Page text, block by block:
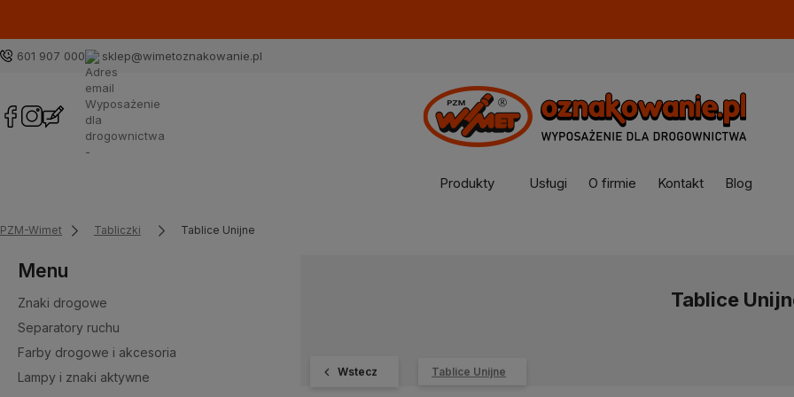
601 907 000 sklep@wimetoznakowanie.pl
Produkty Usługi O firmie Kontakt Blog
PZM-Wimet Tabliczki Tablice Unijne
Menu
Znaki drogowe
Separatory ruchu
Farby drogowe i akcesoria
Lampy i znaki aktywne
Tablice
Wstecz Tablice Unijne